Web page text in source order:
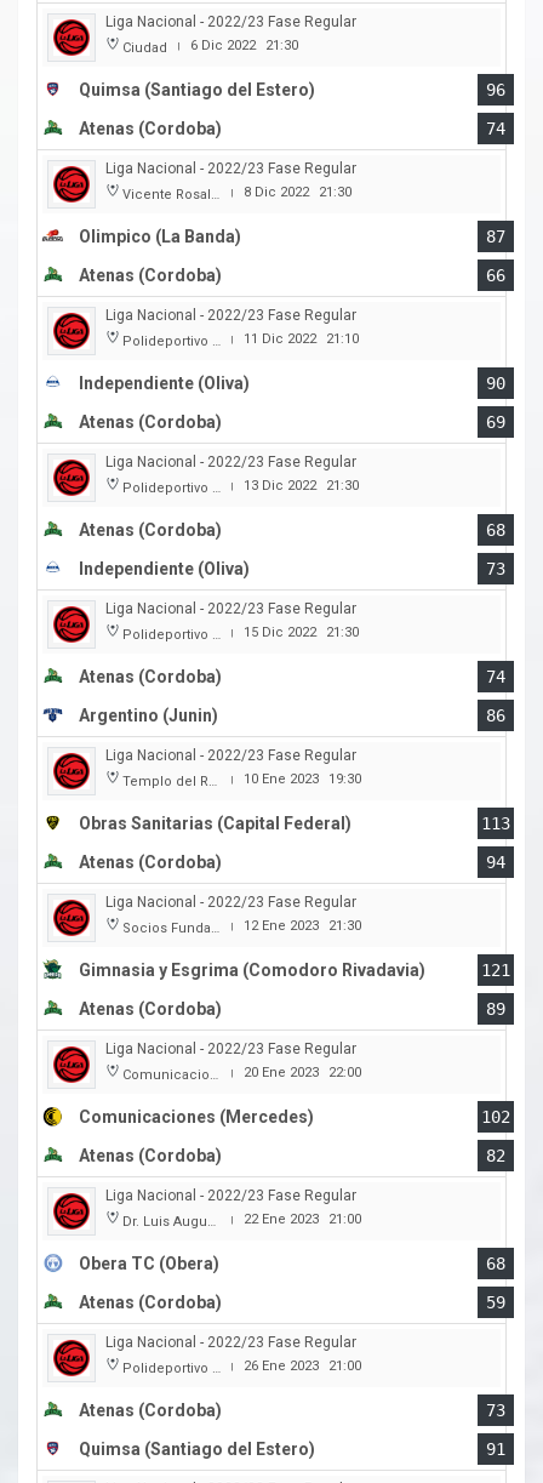
Liga Nacional - 2022/23 Fase Regular
Ciudad | 6 Dic 2022 21:30
Quimsa (Santiago del Estero)
96
Atenas (Cordoba)
74
Liga Nacional - 2022/23 Fase Regular
Vicente Rosales | 8 Dic 2022 21:30
Olimpico (La Banda)
87
Atenas (Cordoba)
66
Liga Nacional - 2022/23 Fase Regular
Polideportivo Independiente | 11 Dic 2022 21:10
Independiente (Oliva)
90
Atenas (Cordoba)
69
Liga Nacional - 2022/23 Fase Regular
Polideportivo Carlos Cerutti | 13 Dic 2022 21:30
Atenas (Cordoba)
68
Independiente (Oliva)
73
Liga Nacional - 2022/23 Fase Regular
Polideportivo Carlos Cerutti | 15 Dic 2022 21:30
Atenas (Cordoba)
74
Argentino (Junin)
86
Liga Nacional - 2022/23 Fase Regular
Templo del Rock | 10 Ene 2023 19:30
Obras Sanitarias (Capital Federal)
113
Atenas (Cordoba)
94
Liga Nacional - 2022/23 Fase Regular
Socios Fundadores | 12 Ene 2023 21:30
Gimnasia y Esgrima (Comodoro Rivadavia)
121
Atenas (Cordoba)
89
Liga Nacional - 2022/23 Fase Regular
Comunicaciones | 20 Ene 2023 22:00
Comunicaciones (Mercedes)
102
Atenas (Cordoba)
82
Liga Nacional - 2022/23 Fase Regular
Dr. Luis Augusto Derna | 22 Ene 2023 21:00
Obera TC (Obera)
68
Atenas (Cordoba)
59
Liga Nacional - 2022/23 Fase Regular
Polideportivo Carlos Cerutti | 26 Ene 2023 21:00
Atenas (Cordoba)
73
Quimsa (Santiago del Estero)
91